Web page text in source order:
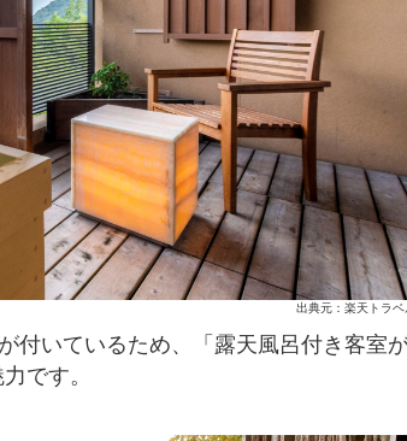
出典元：楽天トラベ
付いているため、「露天風呂付き客室
です。